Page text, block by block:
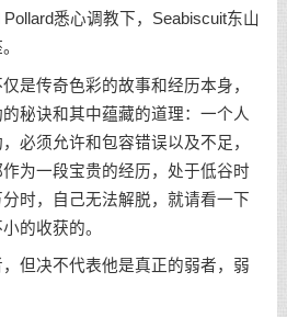
悉心调教下，Seabiscuit东山
传奇色彩的故事和经历本身，
秘诀和其中蕴藏的道理：一个人
必须允许和包容错误以及不足，
为一段宝贵的经历，处于低谷时
时，自己无法解脱，就请看一下
的收获的。
决不代表他是真正的弱者，弱